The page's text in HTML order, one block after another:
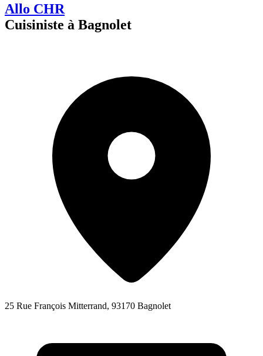
Allo CHR
Cuisiniste à Bagnolet
25 Rue François Mitterrand, 93170 Bagnolet